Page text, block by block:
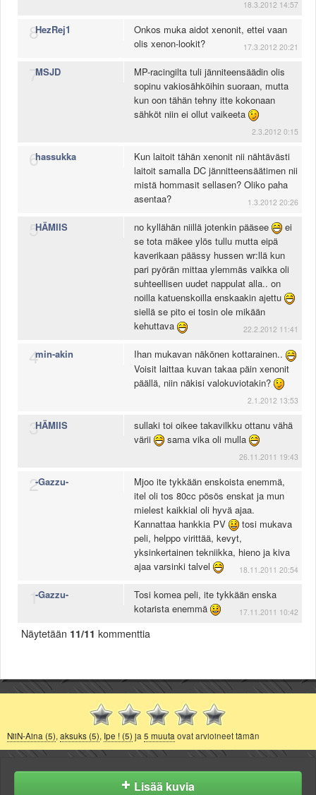
18.3.2012 14:57
8HezRej1
Onkos muka aidot xenonit, ettei vaan
olis xenon-lookit?
17.3.2012 20:21
7
MSJD
MP-racingilta tuli jänniteensäädin olis
sopinu vakiosähköihin suoraan, mutta
kun oon tähän tehny itte kokonaan
sähköt niin ei ollut vaikeeta
2.3.2012 0:15
6hassukka
Kun laitoit tähän xenonit nii nähtävästi
laitoit samalla DC jännitteensäätimen nii
mistä hommasit sellasen? Oliko paha
asentaa?
1.3.2012 20:26
5
HÄMIIS no kyllähän niillä jotenkin pääsee
ei
se tota mäkee ylös tullu mutta eipä
kaverikaan päässy hussen wr:llä kun
pari pyörän mittaa ylemmäs vaikka oli
suhteellisen uudet nappulat alla.. on
noilla katuenskoilla enskaakin ajettu
siellä se pito ei tosin ole mikään
kehuttava
22.2.2012 11:41
4min-akin
Ihan mukavan näkönen kottarainen..
Voisit laittaa kuvan takaa päin xenonit
päällä, niin näkisi valokuviotakin?
2.1.2012 13:53
3
HÄMIIS
sullaki toi oikee takavilkku ottanu vähä
värii
sama vika oli mulla
26.11.2011 19:43
2-Gazzu-
Mjoo ite tykkään enskoista enemmä,
itel oli tos 80cc pösös enskat ja mun
mielest kaikkial oli hyvä ajaa.
Kannattaa hankkia PV
tosi mukava
peli, helppo virittää, kevyt,
yksinkertainen tekniikka, hieno ja kiva
ajaa varsinki talvel
18.11.2011 20:54
1
-Gazzu-
Tosi komea peli, ite tykkään enska
kotarista enemmä
17.11.2011 10:42
Näytetään 11/11 kommenttia
NiiN-Aina (5), aksuks (5), Ipe ! (5) ja 5 muuta ovat arvioineet tämän
Lisää kuvia